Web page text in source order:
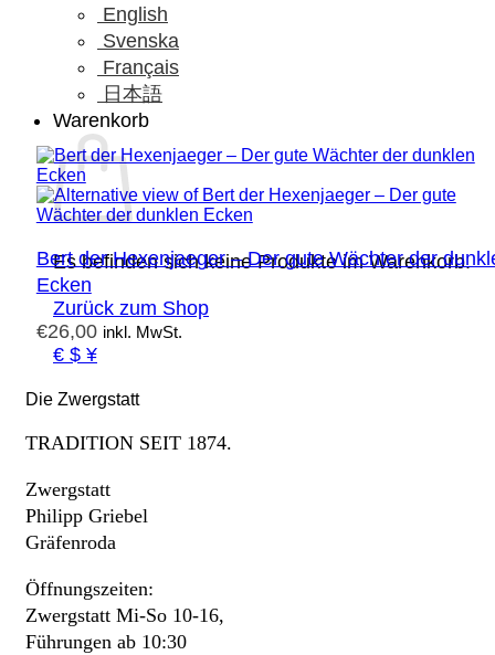
English
Svenska
Français
日本語
Warenkorb
Es befinden sich keine Produkte im Warenkorb.
Zurück zum Shop
€ $ ¥
Bert der Hexenjaeger – Der gute Wächter der
Ecken
€26,00 inkl. MwSt.
Die Zwergstatt
TRADITION SEIT 1874.
Zwergstatt
Philipp Griebel
Gräfenroda
Öffnungszeiten:
Zwergstatt Mi-So 10-16,
Führungen ab 10:30